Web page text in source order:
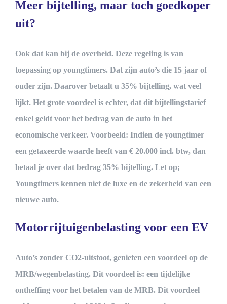
Meer bijtelling, maar toch goedkoper
uit?
Ook dat kan bij de overheid. Deze regeling is van
toepassing op youngtimers. Dat zijn auto’s die 15 jaar of
ouder zijn. Daarover betaalt u 35% bijtelling, wat veel
lijkt. Het grote voordeel is echter, dat dit bijtellingstarief
enkel geldt voor het bedrag van de auto in het
economische verkeer. Voorbeeld: Indien de youngtimer
een getaxeerde waarde heeft van € 20.000 incl. btw, dan
betaal je over dat bedrag 35% bijtelling. Let op;
Youngtimers kennen niet de luxe en de zekerheid van een
nieuwe auto.
Motorrijtuigenbelasting voor een EV
Auto’s zonder CO2-uitstoot, genieten een voordeel op de
MRB/wegenbelasting. Dit voordeel is: een tijdelijke
ontheffing voor het betalen van de MRB. Dit voordeel